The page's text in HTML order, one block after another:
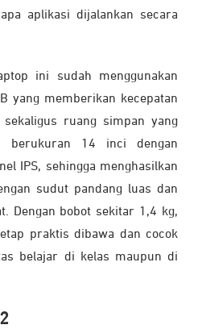
aplikasi dijalankan secara
ini sudah menggunakan
yang memberikan kecepatan
ruang simpan yang
berukuran 14 inci dengan
IPS, sehingga menghasilkan
sudut pandang luas dan
Dengan bobot sekitar 1,4 kg,
praktis dibawa dan cocok
belajar di kelas maupun di